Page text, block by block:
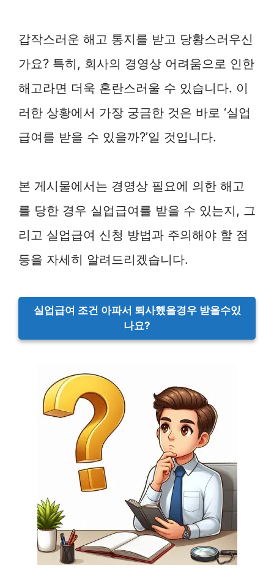
갑작스러운 해고 통지를 받고 당황스러우신
가요? 특히, 회사의 경영상 어려움으로 인한
해고라면 더욱 혼란스러울 수 있습니다. 이
러한 상황에서 가장 궁금한 것은 바로 ‘실업
급여를 받을 수 있을까?’일 것입니다.
본 게시물에서는 경영상 필요에 의한 해고
를 당한 경우 실업급여를 받을 수 있는지, 그
리고 실업급여 신청 방법과 주의해야 할 점
등을 자세히 알려드리겠습니다.
실업급여 조건 아파서 퇴사했을경우 받을수있
나요?